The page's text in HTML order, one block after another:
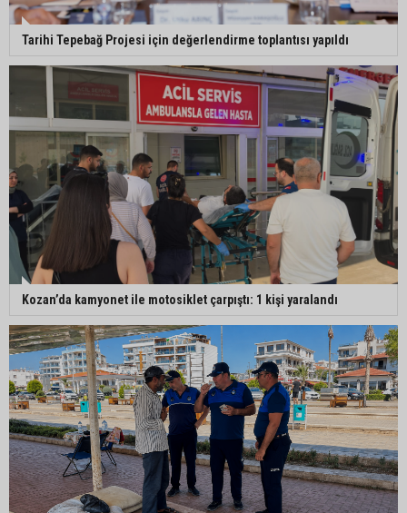
Tarihi Tepebağ Projesi için değerlendirme toplantısı yapıldı
Kozan’da kamyonet ile motosiklet çarpıştı: 1 kişi yaralandı